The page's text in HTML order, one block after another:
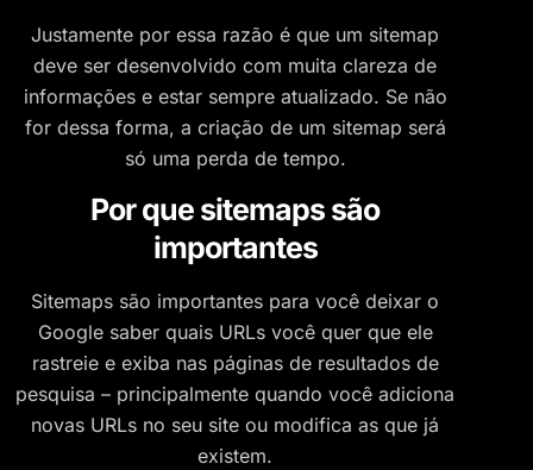
Justamente por essa razão é que um sitemap
deve ser desenvolvido com muita clareza de
informações e estar sempre atualizado. Se não
for dessa forma, a criação de um sitemap será
só uma perda de tempo.
Por que sitemaps são
importantes
Sitemaps são importantes para você deixar o
Google saber quais URLs você quer que ele
rastreie e exiba nas páginas de resultados de
pesquisa – principalmente quando você adiciona
novas URLs no seu site ou modifica as que já
existem.